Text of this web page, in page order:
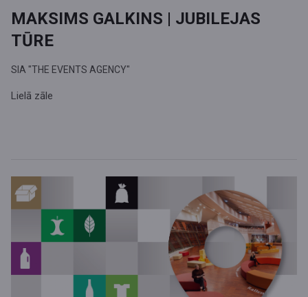
MAKSIMS GALKINS | JUBILEJAS
TŪRE
SIA "THE EVENTS AGENCY"
Lielā zāle